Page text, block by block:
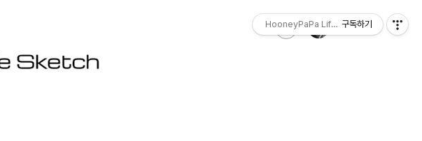
HooneyPaPa Life Sketch
구독하기